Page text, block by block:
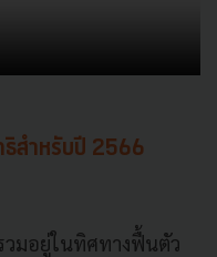
ธิสำหรับปี 2566
วมอยู่ในทิศทางฟื้นตัว